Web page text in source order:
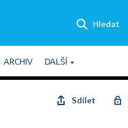
Hledat
ARCHIV DALŠÍ
Sdílet